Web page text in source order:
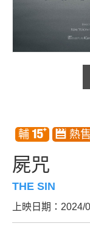
屍咒
THE SIN
上映日期：2024/